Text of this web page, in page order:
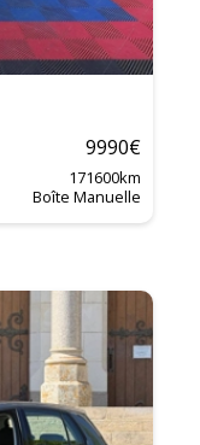
9990€
171600km
Boîte Manuelle